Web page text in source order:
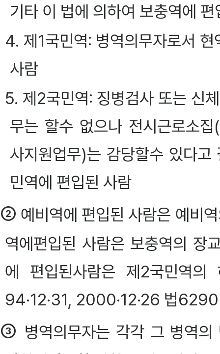
기타 이 법에 의하여 보충역에 편
4. 제1국민역: 병역의무자로서 현
사람
5. 제2국민역: 징병검사 또는 신
무는 할수 없으나 전시근로소
사지원업무)는 감당할수 있다
민역에 편입된 사람
② 예비역에 편입된 사람은 예비
역에편입된 사람은 보충역의 장
에 편입된사람은 제2국민역
94·12·31, 2000·12·26 법
③ 병역의무자는 각각 그 병역